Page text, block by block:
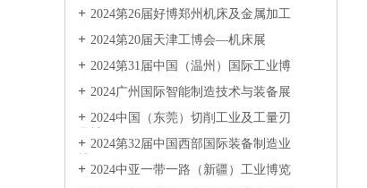
2024第26届好博郑州机床及金属加工
2024第20届天津工博会—机床展
2024第31届中国（温州）国际工业博
2024广州国际智能制造技术与装备展
2024中国（东莞）切削工业及工量刃
具博览会
2024第32届中国西部国际装备制造业
2024中亚一带一路（新疆）工业博览